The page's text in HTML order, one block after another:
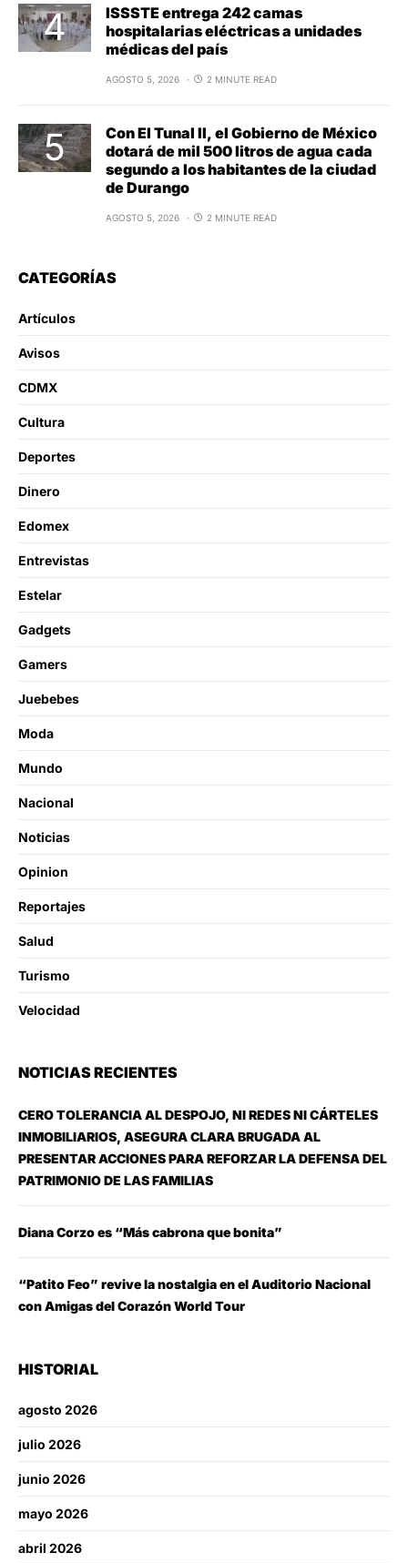
ISSSTE entrega 242 camas
hospitalarias eléctricas a unidades
médicas del país
AGOSTO 5, 2026 2 MINUTE READ
Con El Tunal II, el Gobierno de México
dotará de mil 500 litros de agua cada
segundo a los habitantes de la ciudad
de Durango
AGOSTO 5, 2026 2 MINUTE READ
CATEGORÍAS
Artículos
Avisos
CDMX
Cultura
Deportes
Dinero
Edomex
Entrevistas
Estelar
Gadgets
Gamers
Juebebes
Moda
Mundo
Nacional
Noticias
Opinion
Reportajes
Salud
Turismo
Velocidad
NOTICIAS RECIENTES
CERO TOLERANCIA AL DESPOJO, NI REDES NI CÁRTELES
INMOBILIARIOS, ASEGURA CLARA BRUGADA AL
PRESENTAR ACCIONES PARA REFORZAR LA DEFENSA DEL
PATRIMONIO DE LAS FAMILIAS
Diana Corzo es “Más cabrona que bonita”
“Patito Feo” revive la nostalgia en el Auditorio Nacional
con Amigas del Corazón World Tour
HISTORIAL
agosto 2026
julio 2026
junio 2026
mayo 2026
abril 2026